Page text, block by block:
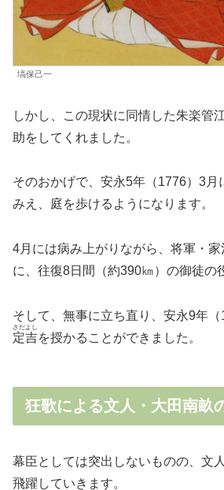
塙保己一
しかし、この現状に同情した朱楽管
助をしてくれました。
そのおかげで、安永5年（1776）3月
みえ、庭を歩けるようになります。
4月には病み上がりながら、将軍・
に、往復8日間（約390㎞）の御徒の
そして、無事に立ち直り、安永9年（
定吉
さだよし
を授かることができました。
狂歌による文人・大田南畝
幕臣としては突出しないものの、文
飛躍していきます。